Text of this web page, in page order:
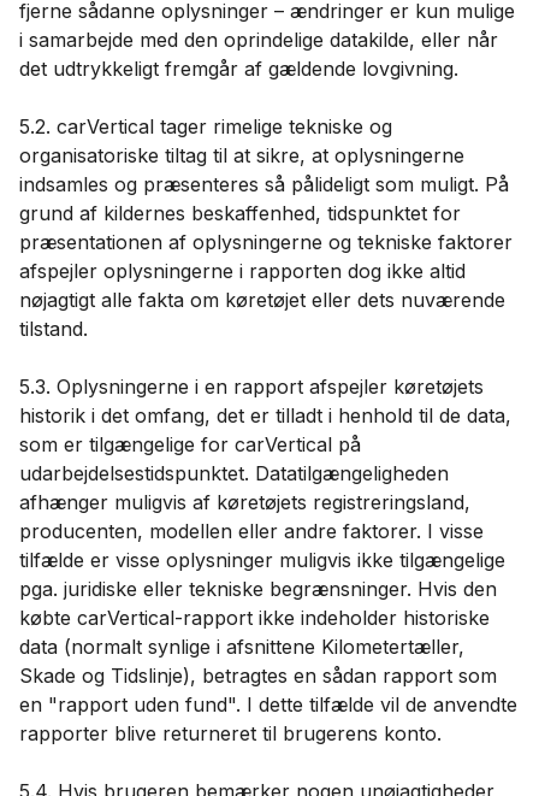
fjerne sådanne oplysninger – ændringer er kun mulige
i samarbejde med den oprindelige datakilde, eller når
det udtrykkeligt fremgår af gældende lovgivning.
5.2. carVertical tager rimelige tekniske og
organisatoriske tiltag til at sikre, at oplysningerne
indsamles og præsenteres så pålideligt som muligt. På
grund af kildernes beskaffenhed, tidspunktet for
præsentationen af ​​oplysningerne og tekniske faktorer
afspejler oplysningerne i rapporten dog ikke altid
nøjagtigt alle fakta om køretøjet eller dets nuværende
tilstand.
5.3. Oplysningerne i en rapport afspejler køretøjets
historik i det omfang, det er tilladt i henhold til de data,
som er tilgængelige for carVertical på
udarbejdelsestidspunktet. Datatilgængeligheden
afhænger muligvis af køretøjets registreringsland,
producenten, modellen eller andre faktorer. I visse
tilfælde er visse oplysninger muligvis ikke tilgængelige
pga. juridiske eller tekniske begrænsninger. Hvis den
købte carVertical-rapport ikke indeholder historiske
data (normalt synlige i afsnittene Kilometertæller,
Skade og Tidslinje), betragtes en sådan rapport som
en "rapport uden fund". I dette tilfælde vil de anvendte
rapporter blive returneret til brugerens konto.
5.4. Hvis brugeren bemærker nogen unøjagtigheder